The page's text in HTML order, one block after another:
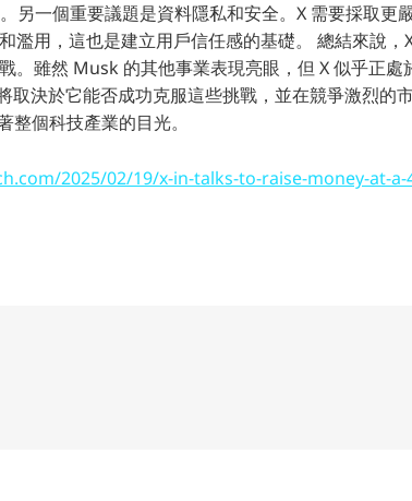
另一個重要議題是資料隱私和安全。X 需要採取更
濫用，這也是建立用戶信任感的基礎。 總結來說，
。雖然 Musk 的其他事業表現亮眼，但 X 似乎正處
取決於它能否成功克服這些挑戰，並在競爭激烈的
個科技產業的目光。
2025/02/19/x-in-talks-to-raise-money-at-